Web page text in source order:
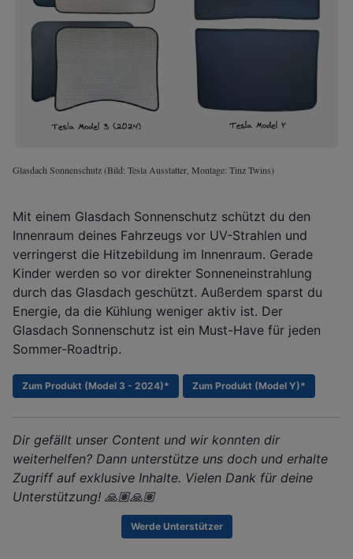
Glasdach Sonnenschutz (Bild: Tesla Ausstatter, Montage: Tinz Twins)
Mit einem Glasdach Sonnenschutz schützt du den
Innenraum deines Fahrzeugs vor UV-Strahlen und
verringerst die Hitzebildung im Innenraum. Gerade
Kinder werden so vor direkter Sonneneinstrahlung
durch das Glasdach geschützt. Außerdem sparst du
Energie, da die Kühlung weniger aktiv ist. Der
Glasdach Sonnenschutz ist ein Must-Have für jeden
Sommer-Roadtrip.
Zum Produkt (Model 3 - 2024)* Zum Produkt (Model Y)*
Dir gefällt unser Content und wir konnten dir
weiterhelfen? Dann unterstütze uns doch und erhalte
Zugriff auf exklusive Inhalte. Vielen Dank für deine
Unterstützung! 🙏🏽🙏🏽
Werde Unterstützer